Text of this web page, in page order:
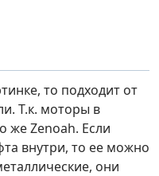
то подходит от
Т.к. моторы в
же Zenoah. Если
внутри, то ее можно
они